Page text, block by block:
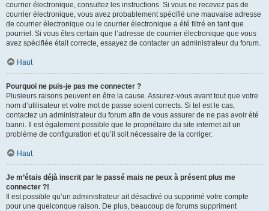
courrier électronique, consultez les instructions. Si vous ne recevez pas de
courrier électronique, vous avez probablement spécifié une mauvaise adresse
de courrier électronique ou le courrier électronique a été filtré en tant que
pourriel. Si vous êtes certain que l’adresse de courrier électronique que vous
avez spécifiée était correcte, essayez de contacter un administrateur du forum.
Haut
Pourquoi ne puis-je pas me connecter ?
Plusieurs raisons peuvent en être la cause. Assurez-vous avant tout que votre
nom d’utilisateur et votre mot de passe soient corrects. Si tel est le cas,
contactez un administrateur du forum afin de vous assurer de ne pas avoir été
banni. Il est également possible que le propriétaire du site internet ait un
problème de configuration et qu’il soit nécessaire de la corriger.
Haut
Je m’étais déjà inscrit par le passé mais ne peux à présent plus me
connecter ?!
Il est possible qu’un administrateur ait désactivé ou supprimé votre compte
pour une quelconque raison. De plus, beaucoup de forums suppriment